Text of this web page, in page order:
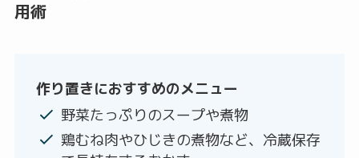
用術
作り置きにおすすめのメニュー
野菜たっぷりのスープや煮物
鶏むね肉やひじきの煮物など、冷蔵保存